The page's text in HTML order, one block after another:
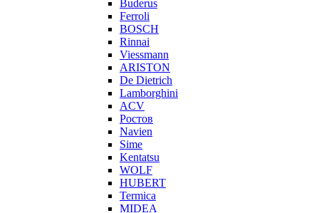
Buderus
Ferroli
BOSCH
Rinnai
Viessmann
ARISTON
De Dietrich
Lamborghini
ACV
Ростов
Navien
Sime
Kentatsu
WOLF
HUBERT
Termica
MIDEA